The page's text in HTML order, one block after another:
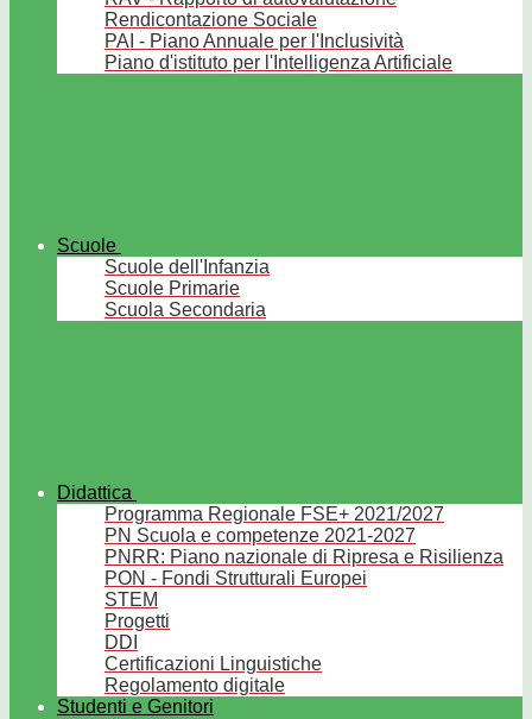
Rendicontazione Sociale
PAI - Piano Annuale per l'Inclusività
Piano d'istituto per l'Intelligenza Artificiale
Scuole
Scuole dell'Infanzia
Scuole Primarie
Scuola Secondaria
Didattica
Programma Regionale FSE+ 2021/2027
PN Scuola e competenze 2021-2027
PNRR: Piano nazionale di Ripresa e Risilienza
PON - Fondi Strutturali Europei
STEM
Progetti
DDI
Certificazioni Linguistiche
Regolamento digitale
Studenti e Genitori